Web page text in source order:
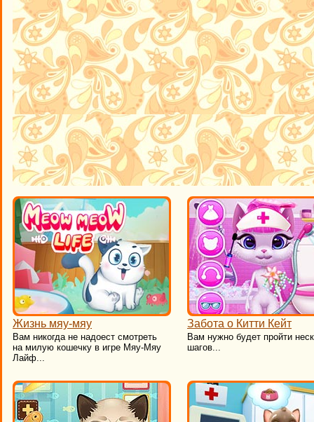
Жизнь мяу-мяу
​Вам никогда не надоест смотреть
на милую кошечку в игре Мяу-Мяу
Лайф...
Забота о Китти Кейт
Вам нужно будет пройти
шагов...